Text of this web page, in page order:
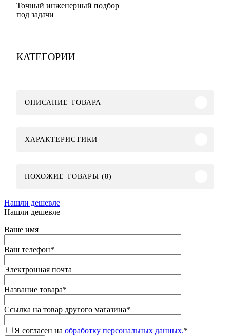
Точный инженерный подбор
под задачи
КАТЕГОРИИ
ОПИСАНИЕ ТОВАРА
ХАРАКТЕРИСТИКИ
ПОХОЖИЕ ТОВАРЫ (8)
Нашли дешевле
Нашли дешевле
Ваше имя
Ваш телефон*
Электронная почта
Название товара*
Ссылка на товар другого магазина*
Я согласен на обработку персональных данных.*